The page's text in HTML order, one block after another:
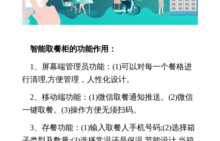
智能取餐柜的功能作用：
1、屏幕端管理员功能：(1)可以对每一个餐格进
行清理,方便管理，人性化设计。
2、移动端功能：(1)微信取餐通知推送。(2)微信
一键取餐。(3)操作方便无须扫码。
3、存餐功能：(1)输入取餐人手机号码;(2)选择箱